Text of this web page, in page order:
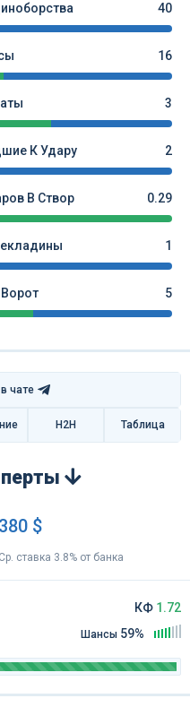
40
16
3
К Удару 2
В Створ 0.29
1
5
чате
H2H Таблица
380 $
Ср. ставка 3.8% от банка
КФ 1.72
Шансы 59%